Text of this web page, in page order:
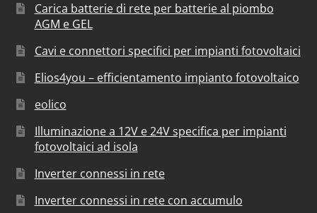
Carica batterie di rete per batterie al piombo
AGM e GEL
Cavi e connettori specifici per impianti fotovoltaici
Elios4you – efficientamento impianto fotovoltaico
eolico
Illuminazione a 12V e 24V specifica per impianti
fotovoltaici ad isola
Inverter connessi in rete
Inverter connessi in rete con accumulo